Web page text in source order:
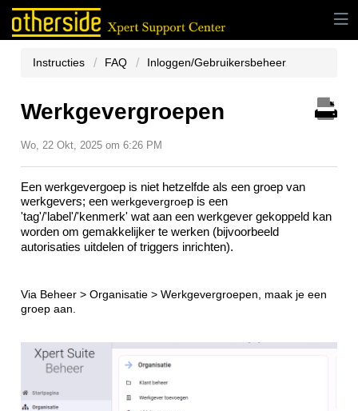
Instructies FAQ Inloggen/Gebruikersbeheer
Werkgevergroepen
Wo, 22 Okt, 2025 om 6:26 PM
Een werkgevergoep is niet hetzelfde als een groep van
werkgevers; een werkgevergroep is een
'tag'/'label'/'kenmerk' wat aan een werkgever gekoppeld kan
worden om gemakkelijker te werken (bijvoorbeeld
autorisaties uitdelen of triggers inrichten).
Via Beheer > Organisatie > Werkgevergroepen, maak je een
groep aan.